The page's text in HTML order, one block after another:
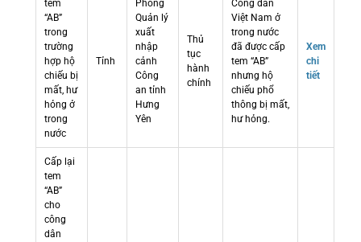
tem
“AB”
trong
trường
hợp hộ
chiếu bị
mất, hư
hỏng ở
trong
nước
Tỉnh
Phòng
Quản lý
xuất
nhập
cảnh
Công
an tỉnh
Hưng
Yên
Thủ
tục
hành
chính
Công dân
Việt Nam ở
trong nước
đã được cấp
tem “AB”
nhưng hộ
chiếu phổ
thông bị mất,
hư hỏng.
Xem
chi
tiết
Cấp lại
tem
“AB”
cho
công
dân